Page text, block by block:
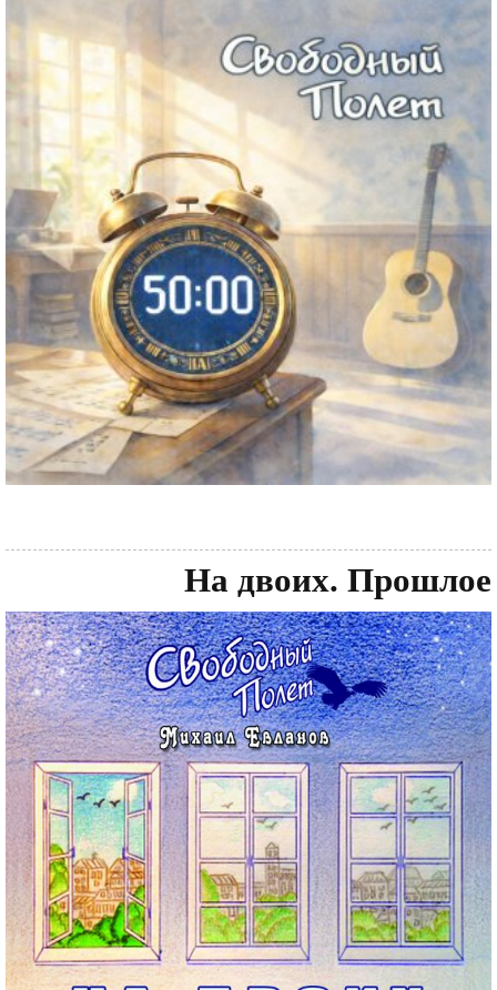
изображения
На двоих. Прошлое
Обложка
диска
Файл
изображения